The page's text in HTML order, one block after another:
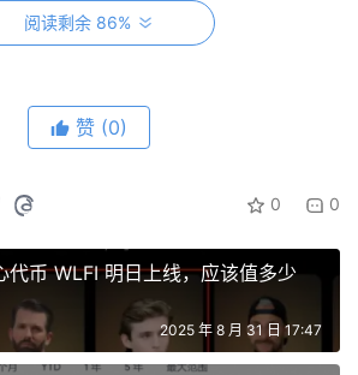
。该法案将从 2026 年 9 月 1 日起生
布在支付系统中的实施时间表。根据该
付；年收入超过 3000 万卢布的商家需
前支持；其余商家则需在 2028 年 9
超过 2000 万卢布的商家必须接受数字
低于 500 万卢布的商家及无互联网连
务。
阅读剩余 86%
赞 (0)
0 0
日上线，应该值多少
2025 年 8 月 31 日 17:47